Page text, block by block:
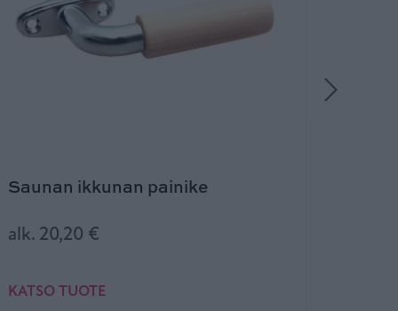
Saunan ikkunan painike
alk. 20,20 €
KATSO TUOTE